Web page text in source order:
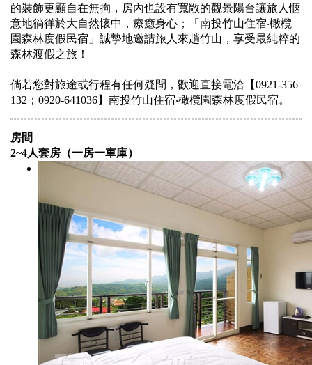
的裝飾更顯自在無拘，房內也設有寬敞的觀景陽台讓旅人愜
意地徜徉於大自然懷中，療癒身心；「南投竹山住宿‧橄欖
園森林度假民宿」誠摯地邀請旅人來趟竹山，享受最純粹的
森林渡假之旅！
倘若您對旅途或行程有任何疑問，歡迎直接電洽【0921-356
132；0920-641036】南投竹山住宿‧橄欖園森林度假民宿。
房間
2~4人套房（一房一車庫）